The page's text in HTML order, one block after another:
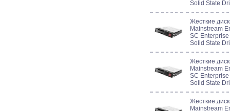
Solid State
Жесткие
Mainstream
SC
Solid State
Жесткие
Mainstream
SC
Solid State
Жесткие
Mainstream